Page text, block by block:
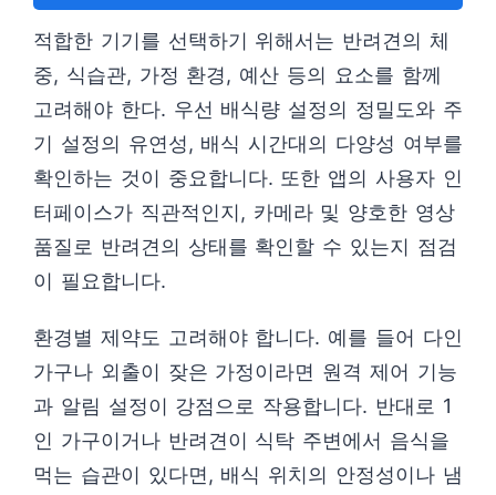
적합한 기기를 선택하기 위해서는 반려견의 체
중, 식습관, 가정 환경, 예산 등의 요소를 함께
고려해야 한다. 우선 배식량 설정의 정밀도와 주
기 설정의 유연성, 배식 시간대의 다양성 여부를
확인하는 것이 중요합니다. 또한 앱의 사용자 인
터페이스가 직관적인지, 카메라 및 양호한 영상
품질로 반려견의 상태를 확인할 수 있는지 점검
이 필요합니다.
환경별 제약도 고려해야 합니다. 예를 들어 다인
가구나 외출이 잦은 가정이라면 원격 제어 기능
과 알림 설정이 강점으로 작용합니다. 반대로 1
인 가구이거나 반려견이 식탁 주변에서 음식을
먹는 습관이 있다면, 배식 위치의 안정성이나 냄